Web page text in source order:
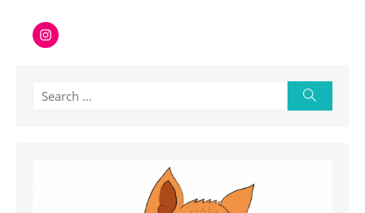
Instagram
Search